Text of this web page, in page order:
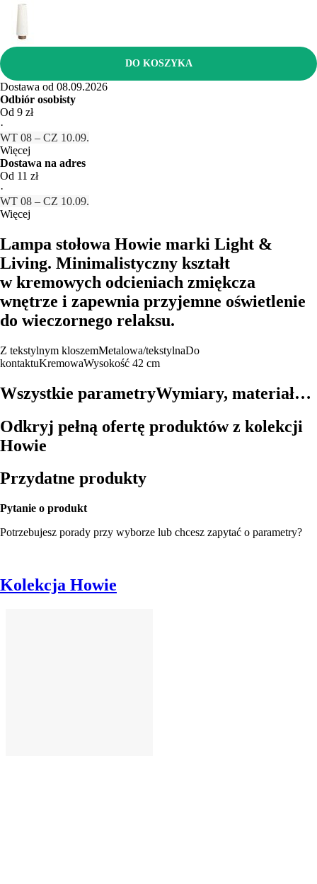
DO KOSZYKA
Dostawa od 08.09.2026
Odbiór osobisty
Od 9 zł
·
WT 08 – CZ 10.09.
Więcej
Dostawa na adres
Od 11 zł
·
WT 08 – CZ 10.09.
Więcej
Lampa stołowa Howie marki Light &
Living. Minimalistyczny kształt
w kremowych odcieniach zmiękcza
wnętrze i zapewnia przyjemne oświetlenie
do wieczornego relaksu.
Z tekstylnym kloszemMetalowa/tekstylnaDo
kontaktuKremowaWysokość 42 cm
Wszystkie parametryWymiary, materiał…
Odkryj pełną ofertę produktów z kolekcji
Howie
Przydatne produkty
Pytanie o produkt
Potrzebujesz porady przy wyborze lub chcesz zapytać o parametry?
Kolekcja Howie